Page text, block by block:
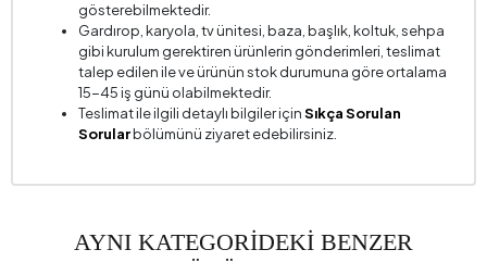
gösterebilmektedir.
Gardırop, karyola, tv ünitesi, baza, başlık, koltuk, sehpa
gibi kurulum gerektiren ürünlerin gönderimleri, teslimat
talep edilen ile ve ürünün stok durumuna göre ortalama
15-45 iş günü olabilmektedir.
Teslimat ile ilgili detaylı bilgiler içinSıkça Sorulan
Sorularbölümünü ziyaret edebilirsiniz.
AYNI KATEGORİDEKİ BENZER